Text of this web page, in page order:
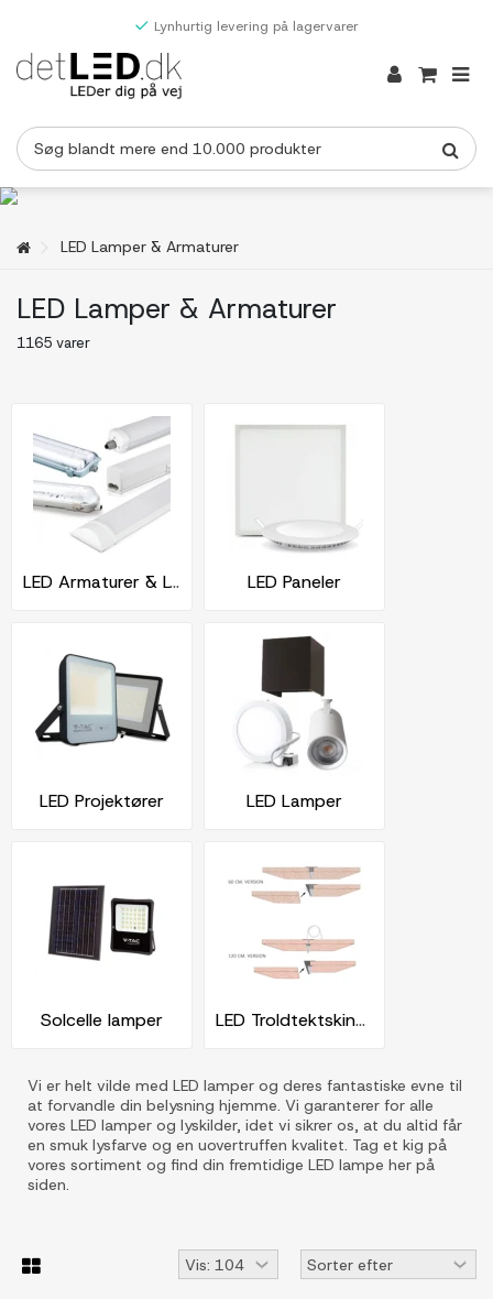
Lynhurtig levering på lagervarer
LED Lamper & Armaturer
LED Lamper & Armaturer
1165 varer
LED Armaturer & Lysstofrør LED Paneler
LED Projektører LED Lamper
Solcelle lamper LED Troldtektskinner
Vi er helt vilde med LED lamper og deres fantastiske evne til
at forvandle din belysning hjemme. Vi garanterer for alle
vores LED lamper og lyskilder, idet vi sikrer os, at du altid får
en smuk lysfarve og en uovertruffen kvalitet. Tag et kig på
vores sortiment og find din fremtidige LED lampe her på
siden.